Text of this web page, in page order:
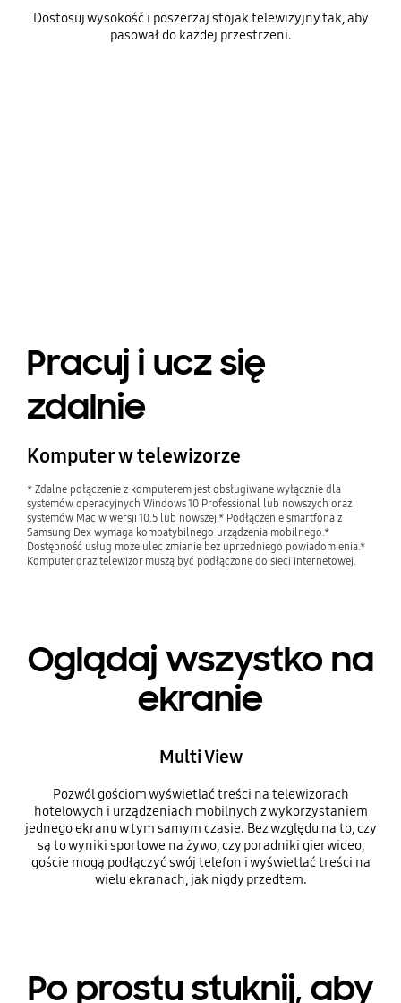
Dostosuj wysokość i poszerzaj stojak telewizyjny tak, aby
pasował do każdej przestrzeni.
Pracuj i ucz się
zdalnie
Komputer w telewizorze
* Zdalne połączenie z komputerem jest obsługiwane wyłącznie dla
systemów operacyjnych Windows 10 Professional lub nowszych oraz
systemów Mac w wersji 10.5 lub nowszej.* Podłączenie smartfona z
Samsung Dex wymaga kompatybilnego urządzenia mobilnego.*
Dostępność usług może ulec zmianie bez uprzedniego powiadomienia.*
Komputer oraz telewizor muszą być podłączone do sieci internetowej.
Oglądaj wszystko na
ekranie
Multi View
Pozwól gościom wyświetlać treści na telewizorach
hotelowych i urządzeniach mobilnych z wykorzystaniem
jednego ekranu w tym samym czasie. Bez względu na to, czy
są to wyniki sportowe na żywo, czy poradniki gier wideo,
goście mogą podłączyć swój telefon i wyświetlać treści na
wielu ekranach, jak nigdy przedtem.
Po prostu stuknij, aby